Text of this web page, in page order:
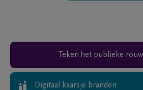
Teken het publieke
Digitaal kaarsje branden